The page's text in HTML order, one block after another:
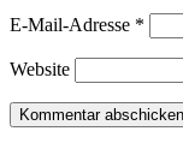
E-Mail-Adresse *
Website